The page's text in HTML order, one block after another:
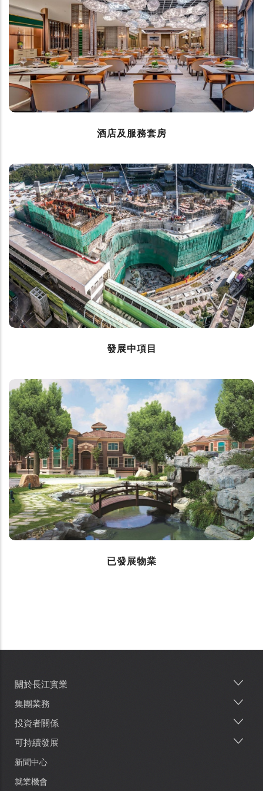
酒店及服務套房
發展中項目
已發展物業
Main
navigation
關於長江實業
集團業務
投資者關係
可持續發展
新聞中心
就業機會